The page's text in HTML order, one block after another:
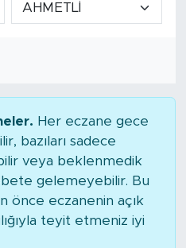
Her eczane gece
bazıları sadece
veya beklenmedik
gelemeyebilir. Bu
önce eczanenin açık
teyit etmeniz iyi